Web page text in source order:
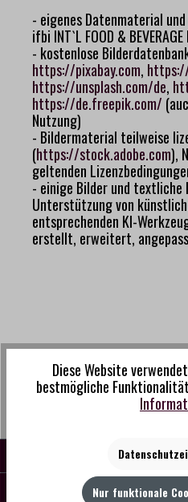
- eigenes Datenmaterial
ifbi INT`L FOOD &
- kostenlose
https://pixabay.com,
https://unsplash.com/de,
https://de.freepik.com/
Nutzung)
- Bildermaterial teilweise
(https://stock.adobe.com),
geltenden
- einige Bilder und
Unterstützung von
entsprechenden KI-
erstellt, erweitert,
SERVICE
Diese Website
bestmögliche
Nur funktionale